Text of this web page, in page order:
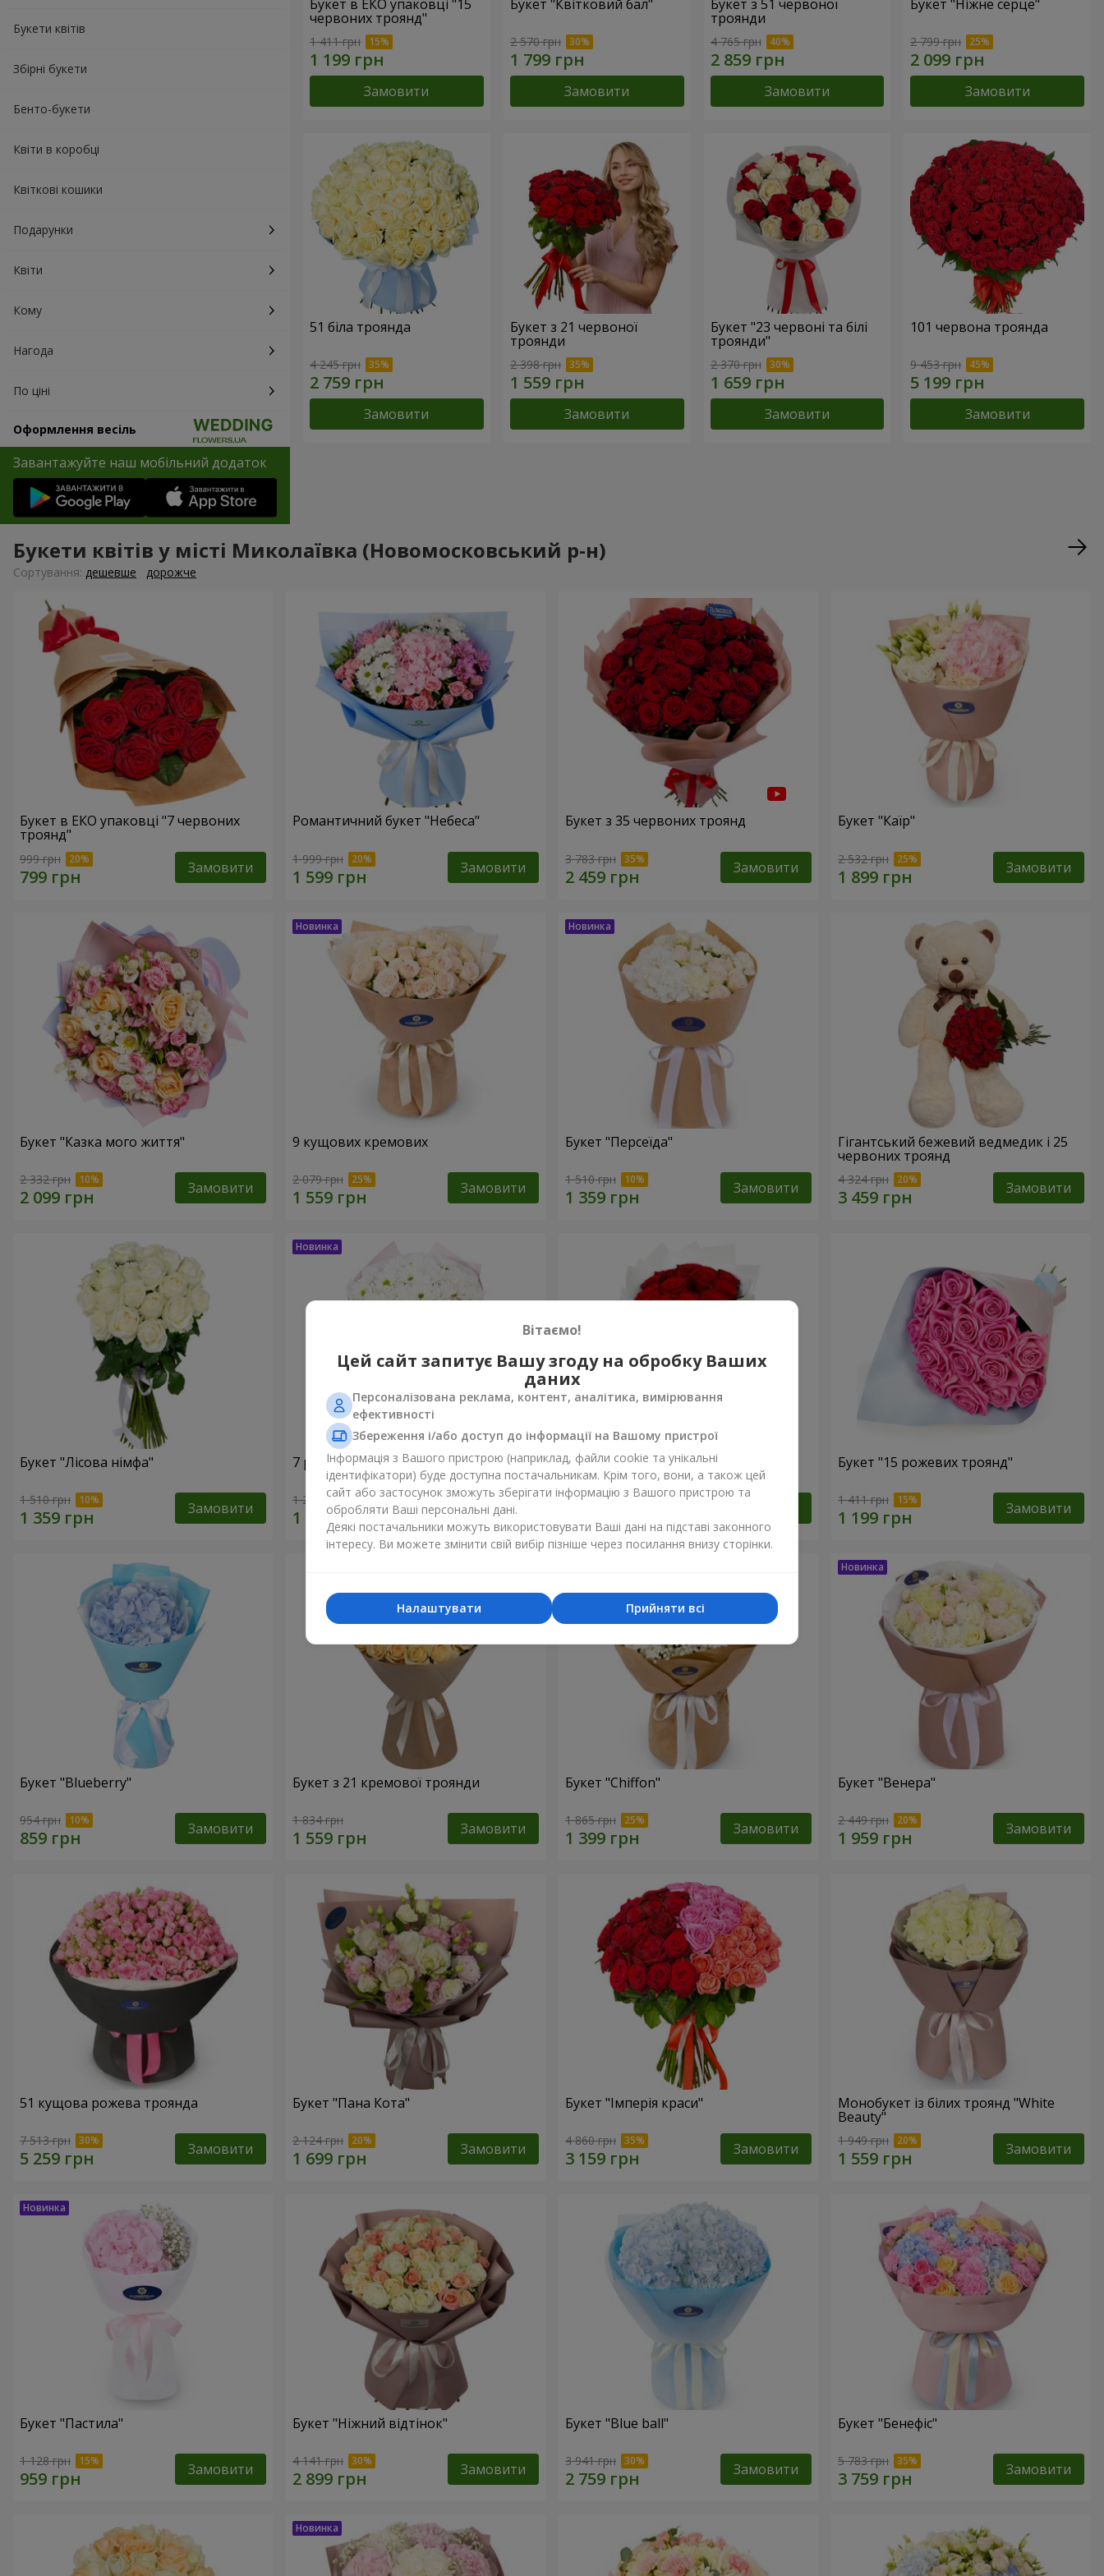
Букети квітів
Збірні букети
Бенто-букети
Квіти в коробці
Квіткові кошики
Подарунки
Квіти
Кому
Нагода
По ціні
Оформлення весіль
Завантажуйте наш мобільний додаток
Букет в ЕКО упаковці "15
червоних троянд"
1 411 грн
Замовити
Букет "Квітковий бал"
2 570 грн
Замовити
Букет з 51 червоної
троянди
4 765 грн
Замовити
Букет "Ніжне серце"
2 799 грн
Замовити
51 біла троянда
4 245 грн
Замовити
Букет з 21 червоної
троянди
2 398 грн
Замовити
Букет "23 червоні та білі
троянди"
2 370 грн
Замовити
101 червона троянда
9 453 грн
Замовити
Букети квітів у місті Миколаївка (Новомосковський р-н)
Сортування: дешевше дорожче
Букет в ЕКО упаковці "7 червоних
троянд"
999 грн Замовити
Романтичний букет "Небеса"
1 999 грн Замовити
Букет з 35 червоних троянд
3 783 грн Замовити
Букет "Каїр"
2 532 грн Замовити
Букет "Казка мого життя"
2 332 грн Замовити
9 кущових кремових
2 079 грн Замовити
Букет "Персеїда"
1 510 грн Замовити
Гігантський бежевий ведмедик і 25
червоних троянд
4 324 грн Замовити
Букет "Лісова німфа"
1 510 грн Замовити
7 ромашкових хризантем
1 293 грн Замовити
Монобукет з 11 червоних троянд
1 249 грн
Букет "15 рожевих троянд"
1 411 грн Замовити
Букет "Blueberry"
954 грн Замовити
Букет з 21 кремової троянди
1 834 грн Замовити
Букет "Chiffon"
1 865 грн Замовити
Букет "Венера"
2 449 грн Замовити
51 кущова рожева троянда
7 513 грн Замовити
Букет "Пана Кота"
2 124 грн Замовити
Букет "Імперія краси"
4 860 грн Замовити
Монобукет із білих троянд "White
Beauty"
1 949 грн Замовити
Букет "Пастила"
1 128 грн Замовити
Букет "Ніжний відтінок"
4 141 грн Замовити
Букет "Blue ball"
3 941 грн Замовити
Букет "Бенефіс"
5 783 грн Замовити
Вітаємо!
Цей сайт запитує Вашу згоду на обробку Ваших
даних
Персоналізована реклама, контент, аналітика, вимірювання
ефективності
Збереження і/або доступ до інформації на Вашому пристрої
Інформація з Вашого пристрою (наприклад, файли cookie та унікальні
ідентифікатори) буде доступна постачальникам. Крім того, вони, а також цей
сайт або застосунок зможуть зберігати інформацію з Вашого пристрою та
обробляти Ваші персональні дані.
Деякі постачальники можуть використовувати Ваші дані на підставі законного
інтересу. Ви можете змінити свій вибір пізніше через посилання внизу сторінки.
Прийняти всі
Налаштувати